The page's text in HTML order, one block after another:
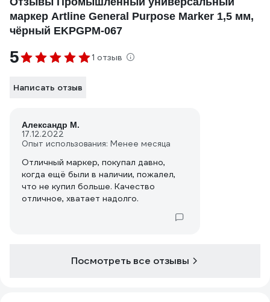
маркер Artline General Purpose Marker 1,5 мм,
чёрный EKPGPM-067
5 1 отзыв
Написать отзыв
Александр М.
17.12.2022
Опыт использования: Менее месяца
Отличный маркер, покупал давно,
когда ещё были в наличии, пожалел,
что не купил больше. Качество
отличное, хватает надолго.
Посмотреть все отзывы